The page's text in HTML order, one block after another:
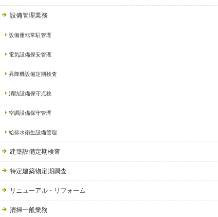
設備管理業務
設備運転常駐管理
電気設備保安管理
昇降機設備定期検査
消防設備保守点検
空調設備保守管理
給排水衛生設備管理
建築設備定期検査
特定建築物定期調査
リニューアル・リフォーム
清掃一般業務